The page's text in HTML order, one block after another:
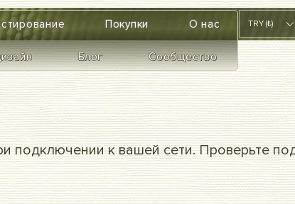
Покупки О нас
Блог Сообщество
TRY (₺)
подключении к вашей сети. Проверьте